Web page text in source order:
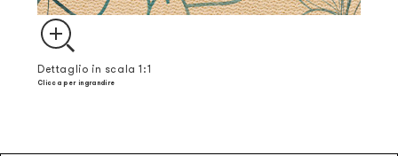
Dettaglio in scala 1:1
Clicca per ingrandire